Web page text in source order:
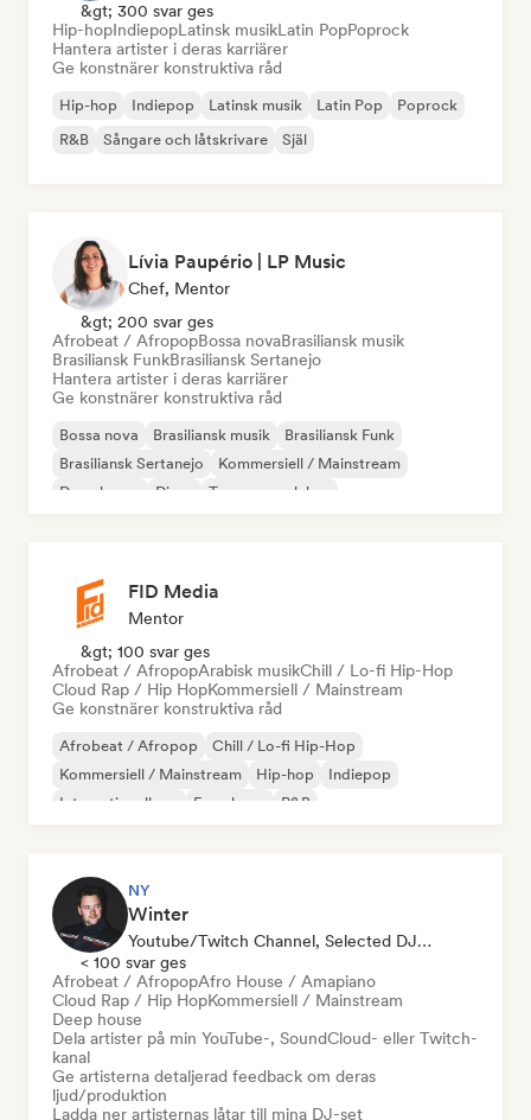
&gt; 300 svar ges
Hip-hopIndiepopLatinsk musikLatin PopPoprock
Hantera artister i deras karriärer
Ge konstnärer konstruktiva råd
Hip-hop Indiepop Latinsk musik Latin Pop
Poprock
R&B
Sångare och låtskrivare Själ
Lívia Paupério | LP Music
Chef, Mentor
&gt; 200 svar ges
Afrobeat / AfropopBossa novaBrasiliansk musik
Brasiliansk FunkBrasiliansk Sertanejo
Hantera artister i deras karriärer
Ge konstnärer konstruktiva råd
Bossa nova Brasiliansk musik
Brasiliansk Funk
Brasiliansk Sertanejo
Kommersiell / Mainstream
Deep house
Disco Trummor och bas
FID Media
Mentor
&gt; 100 svar ges
Afrobeat / AfropopArabisk musikChill / Lo-fi Hip-Hop
Cloud Rap / Hip HopKommersiell / Mainstream
Ge konstnärer konstruktiva råd
Afrobeat / Afropop
Chill / Lo-fi Hip-Hop
Kommersiell / Mainstream
Hip-hop
Indiepop
Internationell rap
Fransk rap R&B
NY
Winter
Youtube/Twitch Channel, Selected DJ, Ljudexpert
< 100 svar ges
Afrobeat / AfropopAfro House / Amapiano
Cloud Rap / Hip HopKommersiell / Mainstream
Deep house
Dela artister på min YouTube-, SoundCloud- eller Twitch-
kanal
Ge artisterna detaljerad feedback om deras
ljud/produktion
Ladda ner artisternas låtar till mina DJ-set